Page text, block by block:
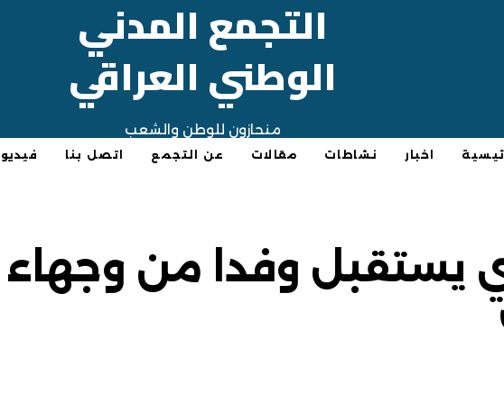
التجمع المدني
الوطني العراقي
منحازون للوطن والشعب
اخبار نشاطات مقالات عن التجمع اتصل بنا
يستقبل وفدا من